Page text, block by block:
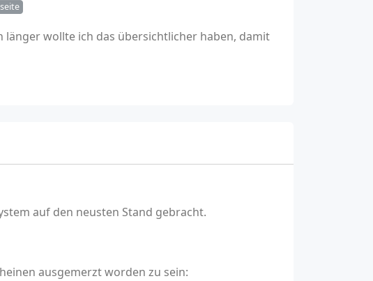
wollte ich das übersichtlicher haben, damit
auf den neusten Stand gebracht.
ausgemerzt worden zu sein: